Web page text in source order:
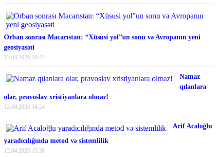
Orban sonrası Macarıstan: “Xüsusi yol”un sonu və Avropanın yeni
geosiyasəti
13.04.2026 20:47
Namaz
qılanlara
olar, pravoslav xristiyanlara olmaz!
12.04.2026 14:24
Arif Acaloğlu
yaradıcılığında metod və sistemlilik
12.04.2026 13:38